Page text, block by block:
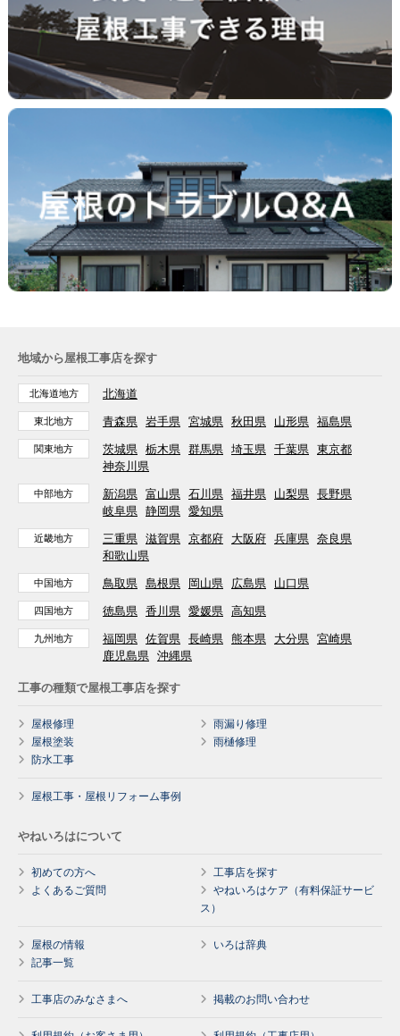
地域から屋根工事店を探す
北海道地方 北海道
東北地方 青森県 岩手県 宮城県 秋田県 山形県 福島県
関東地方 茨城県 栃木県 群馬県 埼玉県 千葉県 東京都
神奈川県
中部地方 新潟県 富山県 石川県 福井県 山梨県 長野県
岐阜県 静岡県 愛知県
近畿地方 三重県 滋賀県 京都府 大阪府 兵庫県 奈良県
和歌山県
中国地方 鳥取県 島根県 岡山県 広島県 山口県
四国地方 徳島県 香川県 愛媛県 高知県
九州地方 福岡県 佐賀県 長崎県 熊本県 大分県 宮崎県
鹿児島県 沖縄県
工事の種類で屋根工事店を探す
屋根修理
雨漏り修理
屋根塗装
雨樋修理
防水工事
屋根工事・屋根リフォーム事例
やねいろはについて
初めての方へ
工事店を探す
よくあるご質問
やねいろはケア（有料保証サービ
ス）
屋根の情報
いろは辞典
記事一覧
工事店のみなさまへ 掲載のお問い合わせ